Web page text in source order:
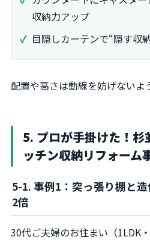
収納力アップ
目隠しカーテンで“隠す収
配置や高さは動線を妨げないよ
5. プロが手掛けた！杉
ッチン収納リフォーム
5-1. 事例1：突っ張り棚と
2倍
30代ご夫婦のお住まい（1LDK